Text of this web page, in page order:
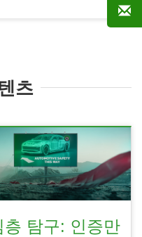
츠
탐구: 인증만